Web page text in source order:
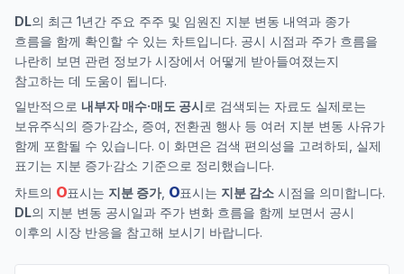
DL의 최근 1년간 주요 주주 및 임원진 지분 변동 내역과 종가
흐름을 함께 확인할 수 있는 차트입니다. 공시 시점과 주가 흐름을
나란히 보면 관련 정보가 시장에서 어떻게 받아들여졌는지
참고하는 데 도움이 됩니다.
일반적으로 내부자 매수·매도 공시로 검색되는 자료도 실제로는
보유주식의 증가·감소, 증여, 전환권 행사 등 여러 지분 변동 사유가
함께 포함될 수 있습니다. 이 화면은 검색 편의성을 고려하되, 실제
표기는 지분 증가·감소 기준으로 정리했습니다.
차트의 O표시는 지분 증가, O표시는 지분 감소 시점을 의미합니다.
DL의 지분 변동 공시일과 주가 변화 흐름을 함께 보면서 공시
이후의 시장 반응을 참고해 보시기 바랍니다.